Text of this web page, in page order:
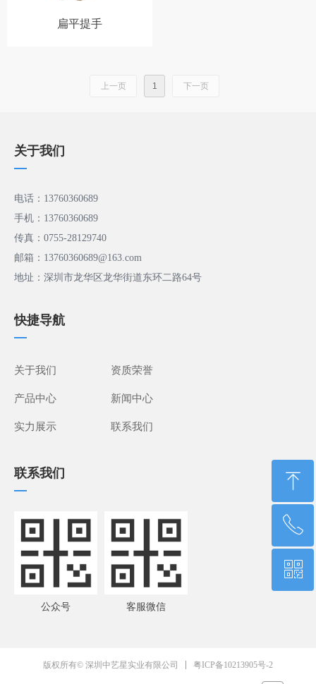
扁平提手
上一页 1 下一页
关于我们
—
电话：13760360689
手机：13760360689
传真：0755-28129740
邮箱：13760360689@163.com
地址：深圳市龙华区龙华街道东环二路64号
快捷导航
—
关于我们
产品中心
实力展示
资质荣誉
新闻中心
联系我们
联系我们
—
公众号 客服微信
版权所有© 深圳中艺星实业有限公司 粤ICP备10213905号-2
ꁸ
回到顶部
ꂅ
13760360689
ꀥ